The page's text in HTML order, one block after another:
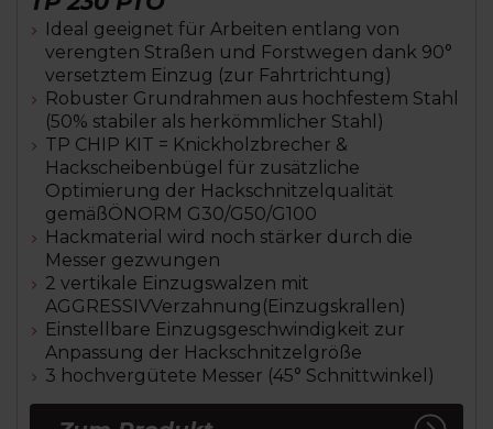
Ideal geeignet für Arbeiten entlang von
verengten Straßen und Forstwegen dank 90°
versetztem Einzug (zur Fahrtrichtung)
Robuster Grundrahmen aus hochfestem Stahl
(50% stabiler als herkömmlicher Stahl)
TP CHIP KIT = Knickholzbrecher &
Hackscheibenbügel für zusätzliche
Optimierung der Hackschnitzelqualität
gemäßÖNORM G30/G50/G100
Hackmaterial wird noch stärker durch die
Messer gezwungen
2 vertikale Einzugswalzen mit
AGGRESSIVVerzahnung(Einzugskrallen)
Einstellbare Einzugsgeschwindigkeit zur
Anpassung der Hackschnitzelgröße
3 hochvergütete Messer (45° Schnittwinkel)